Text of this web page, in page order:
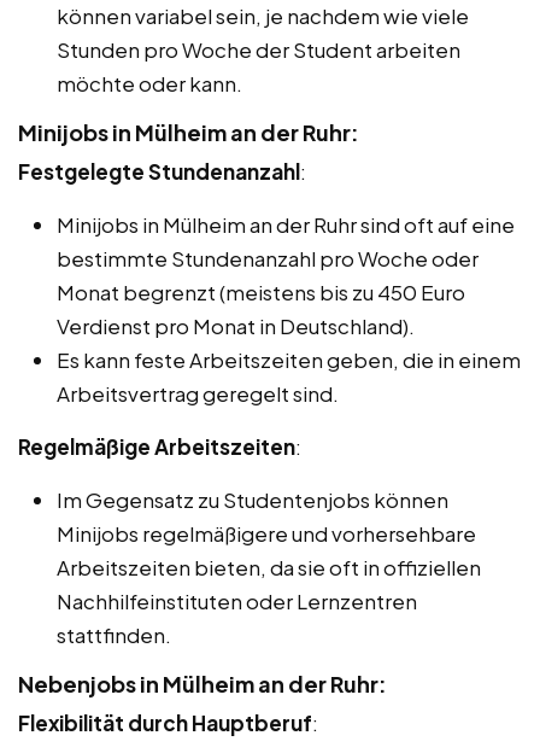
können variabel sein, je nachdem wie viele
Stunden pro Woche der Student arbeiten
möchte oder kann.
Minijobs in Mülheim an der Ruhr:
Festgelegte Stundenanzahl:
Minijobs in Mülheim an der Ruhr sind oft auf eine
bestimmte Stundenanzahl pro Woche oder
Monat begrenzt (meistens bis zu 450 Euro
Verdienst pro Monat in Deutschland).
Es kann feste Arbeitszeiten geben, die in einem
Arbeitsvertrag geregelt sind.
Regelmäßige Arbeitszeiten:
Im Gegensatz zu Studentenjobs können
Minijobs regelmäßigere und vorhersehbare
Arbeitszeiten bieten, da sie oft in offiziellen
Nachhilfeinstituten oder Lernzentren
stattfinden.
Nebenjobs in Mülheim an der Ruhr:
Flexibilität durch Hauptberuf: